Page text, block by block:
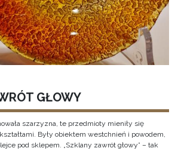
GŁOWY
szarzyzna, te przedmioty mieniły się
Były obiektem westchnień i powodem,
pod sklepem. „Szklany zawrót głowy” – tak